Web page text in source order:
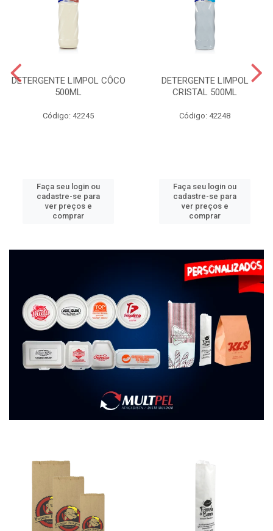
DETERGENTE LIMPOL CÔCO
500ML
Código: 42245
Faça seu login ou
cadastre-se para
ver preços e
comprar
DETERGENTE LIMPOL
CRISTAL 500ML
Código: 42248
Faça seu login ou
cadastre-se para
ver preços e
comprar